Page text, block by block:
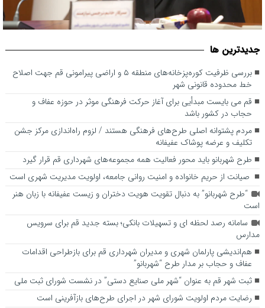
حجاب در کشور باشد
جديدترين ها
بررسی ظرفیت کوره‌پزخانه‌های منطقه ۵ و اراضی پیرامونی قم جهت اصلاح
خط محدوده قانونی شهر
قم می بایست مبدأیی برای آغاز حرکت فرهنگی موثر در حوزه عفاف و
حجاب در کشور باشد
مردم پشتوانه اصلی طرح‌های فرهنگی هستند / لزوم راه‌اندازی مرکز جشن
تکلیف و عرضه پوشاک عفیفانه
طرح شهربانو باید محور فعالیت همه مجموعه‌های شهرداری قم قرار گیرد
صیانت از حریم خانواده و امنیت روانی جامعه، اولویت مدیریت شهری است
“طرح شهربانو” به دنبال تقویت هویت دختران و زیست عفیفانه با زبان هنر
است
سامانه رصد لحظه ای و تسهیلات بانکی؛ بسته جدید قم برای سرویس
مدارس
هم‌اندیشی پارلمان شهری و مدیران شهرداری قم برای بازطراحی اقدامات
عفاف و حجاب بر مدار طرح “شهربانو”
ثبت شهر قم به عنوان “شهر ملی صنایع دستی” در نشست شورای ثبت ملی
رضایت مردم اولویت شورای شهر در اجرای طرح‌های بازآفرینی است